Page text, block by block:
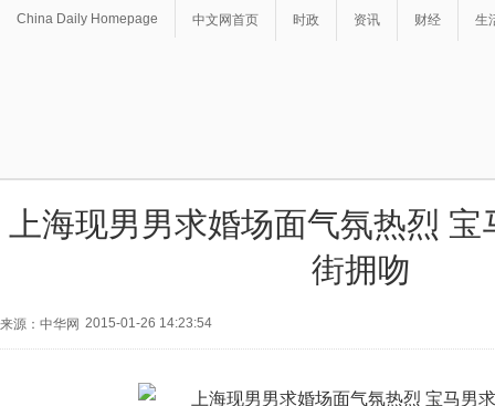
China Daily Homepage 中文网首页 时政 资讯 财经 生
上海现男男求婚场面气氛热烈
街拥吻
来源：中华网 2015-01-26 14:23:54